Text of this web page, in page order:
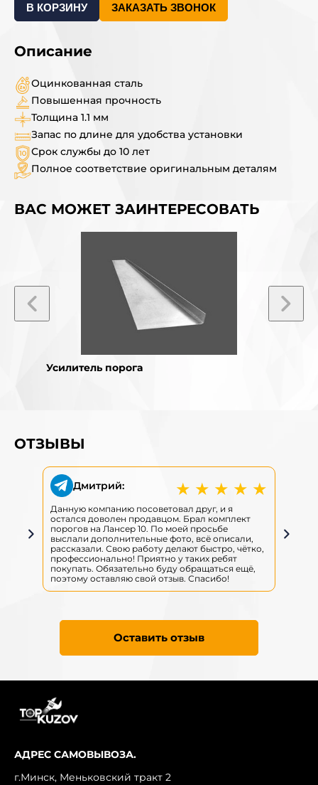
В КОРЗИНУ ЗАКАЗАТЬ ЗВОНОК
Описание
Оцинкованная сталь
Толщина 1.1 мм
Срок службы до 10 лет
Повышенная прочность
Запас по длине для удобства установки
Полное соответствие оригинальным деталям
ВАС МОЖЕТ ЗАИНТЕРЕСОВАТЬ
Усилитель порога
ОТЗЫВЫ
Дмитрий: ★ ★ ★ ★ ★
Данную компанию посоветовал друг, и я
остался доволен продавцом. Брал комплект
порогов на Лансер 10. По моей просьбе
выслали дополнительные фото, всё описали,
рассказали. Свою работу делают быстро, чётко,
профессионально! Приятно у таких ребят
покупать. Обязательно буду обращаться ещё,
поэтому оставляю свой отзыв. Спасибо!
Оставить отзыв
АДРЕС САМОВЫВОЗА.
г.Минск, Меньковский тракт 2